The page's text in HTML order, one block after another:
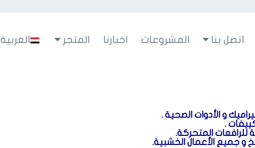
اتصل بنا المشروعات اخبارنا المتجر العربية
و الأدوات الصحية .
.
و جميع الأعمال الخشبية.